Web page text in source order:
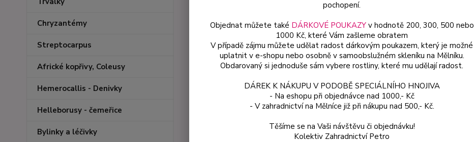
Chryzantémy
Streptocarpus
Africké kopřivy, Coleusy
Hemerocallis - Denivky
Helleborusy - čemeřice
Bylinky a léčivky
Varianta
pochopení.
Objednat můžete také DÁRKOVÉ POUKAZYv hodnotě 200, 300, 500 nebo
1000 Kč, které Vám zašleme obratem
V případě zájmu můžete udělat radost dárkovým poukazem, který je možné
uplatnit v e-shopu nebo osobně v samoobslužném skleníku na Mělníku.
Obdarovaný si jednoduše sám vybere rostliny, které mu udělají radost.
DÁREK K NÁKUPU V PODOBĚ SPECIÁLNÍHO HNOJIVA
- Na eshopu při objednávce nad 1000,- Kč
- V zahradnictví na Mělníce již při nákupu nad 500,- Kč.
Těšíme se na Vaši návštěvu či objednávku!
Kolektiv Zahradnictví Petro